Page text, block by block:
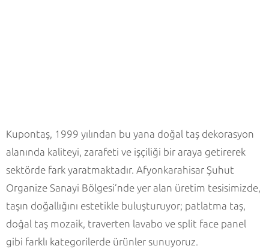
Kupontaş, 1999 yılından bu yana doğal taş dekorasyon
alanında kaliteyi, zarafeti ve işçiliği bir araya getirerek
sektörde fark yaratmaktadır. Afyonkarahisar Şuhut
Organize Sanayi Bölgesi’nde yer alan üretim tesisimizde,
taşın doğallığını estetikle buluşturuyor; patlatma taş,
doğal taş mozaik, traverten lavabo ve split face panel
gibi farklı kategorilerde ürünler sunuyoruz.